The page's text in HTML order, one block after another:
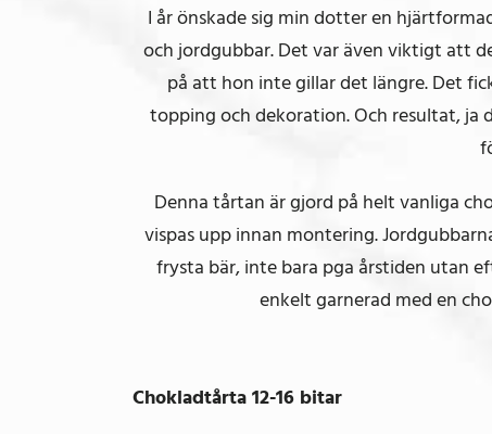
I år önskade sig min dotter en
och jordgubbar. Det var även viktigt att
på att hon inte gillar det längre. Det
topping och dekoration. Och resultat, ja
Denna tårtan är gjord på helt vanliga
vispas upp innan montering.
frysta bär, inte bara pga årstiden utan
enkelt garnerad med en
Chokladtårta 12-16 bitar